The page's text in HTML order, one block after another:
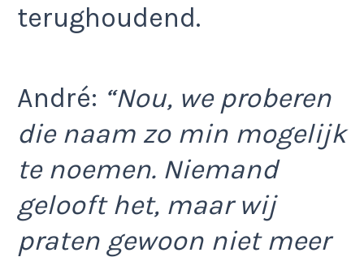
terughoudend.
André: “Nou, we proberen
die naam zo min mogelijk
te noemen. Niemand
gelooft het, maar wij
praten gewoon niet meer